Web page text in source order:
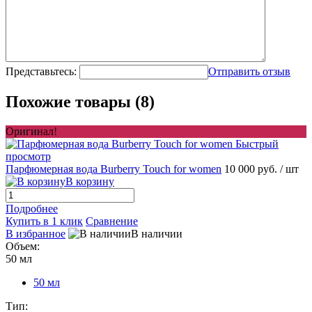
Представьтесь: Отправить отзыв
Похожие товары (8)
Оригинал!
Быстрый
просмотр
Парфюмерная вода Burberry Touch for women 10 000 руб. / шт
В корзину
Подробнее
Купить в 1 клик Сравнение
В избранное
В наличии
Объем:
50 мл
50 мл
Тип: